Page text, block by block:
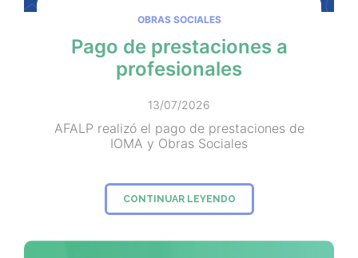
OBRAS SOCIALES
Pago de prestaciones a
profesionales
13/07/2026
AFALP realizó el pago de prestaciones de
IOMA y Obras Sociales
CONTINUAR LEYENDO